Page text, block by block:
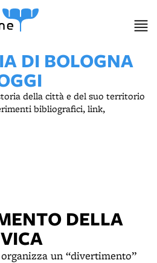
DI BOLOGNA
della città e del suo territorio
bibliografici, link,
DELLA
un “divertimento”